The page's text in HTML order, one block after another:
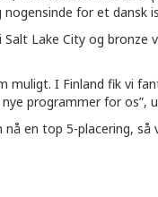
for et dansk
Lake City og bronze
I Finland fik vi
programmer for os”,
nå en top 5-placering,